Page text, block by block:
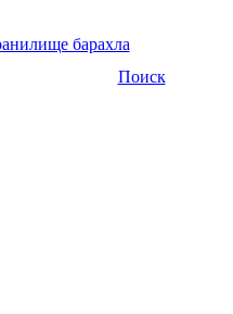
барахла
Поиск